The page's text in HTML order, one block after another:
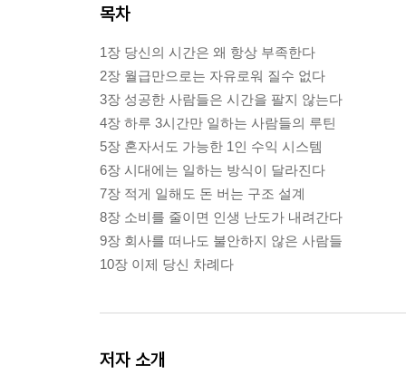
목차
1장 당신의 시간은 왜 항상 부족한다
2장 월급만으로는 자유로워 질수 없다
3장 성공한 사람들은 시간을 팔지 않는다
4장 하루 3시간만 일하는 사람들의 루틴
5장 혼자서도 가능한 1인 수익 시스템
6장 시대에는 일하는 방식이 달라진다
7장 적게 일해도 돈 버는 구조 설계
8장 소비를 줄이면 인생 난도가 내려간다
9장 회사를 떠나도 불안하지 않은 사람들
10장 이제 당신 차례다
저자 소개